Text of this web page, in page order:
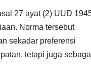
27 ayat (2) UUD
Norma tersebut
sekadar preferensi
tetapi juga